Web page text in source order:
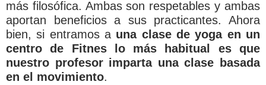
más filosófica. Ambas son respetables y ambas
aportan beneficios a sus practicantes. Ahora
bien, si entramos a una clase de yoga en un
centro de Fitnes lo más habitual es que
nuestro profesor imparta una clase basada
en el movimiento.